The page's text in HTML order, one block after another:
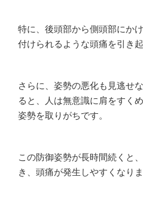
特に、後頭部から側頭部にか
付けられるような頭痛を引き
さらに、姿勢の悪化も見逃せ
ると、人は無意識に肩をすく
姿勢を取りがちです。
この防御姿勢が長時間続くと
き、頭痛が発生しやすくなりま